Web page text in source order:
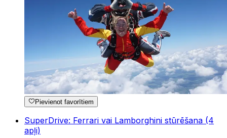
Pievienot favorītiem
SuperDrive: Ferrari vai Lamborghini stūrēšana (4
apļi)